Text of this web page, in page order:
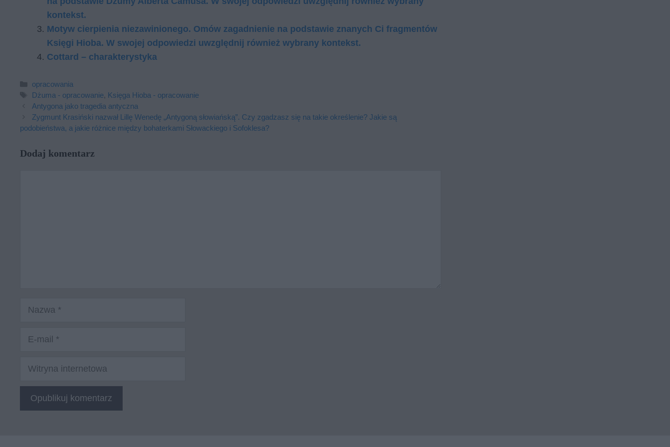
kontekst.
Motyw cierpienia niezawinionego. Omów zagadnienie na podstawie znanych Ci fragmentów
Księgi Hioba. W swojej odpowiedzi uwzględnij również wybrany kontekst.
Cottard – charakterystyka
Kategorie
opracowania
Tagi
Dżuma - opracowanie, Księga Hioba - opracowanie
Antygona jako tragedia antyczna
Zygmunt Krasiński nazwał Lillę Wenedę „Antygoną słowiańską”. Czy zgadzasz się na takie określenie? Jakie są
podobieństwa, a jakie różnice między bohaterkami Słowackiego i Sofoklesa?
Dodaj komentarz
Nazwa
Witryna